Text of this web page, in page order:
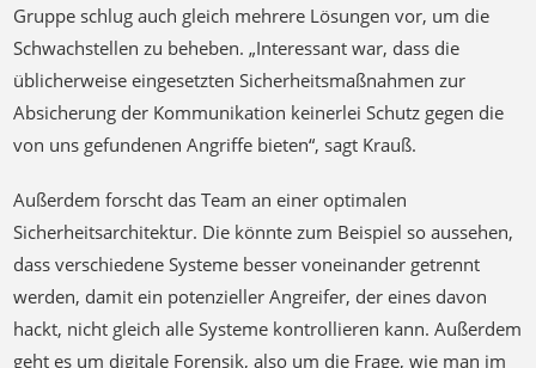
üblicherweise eingesetzten Sicherheitsmaßnahmen zur
Absicherung der Kommunikation keinerlei Schutz gegen die
von uns gefundenen Angriffe bieten“, sagt Krauß.
Außerdem forscht das Team an einer optimalen
Sicherheitsarchitektur. Die könnte zum Beispiel so aussehen,
dass verschiedene Systeme besser voneinander getrennt
werden, damit ein potenzieller Angreifer, der eines davon
hackt, nicht gleich alle Systeme kontrollieren kann. Außerdem
geht es um digitale Forensik, also um die Frage, wie man im
Nachhinein rechtssicher feststellen kann, ob ein
unberechtigter Zugriff stattgefunden hat – eine wichtige Frage